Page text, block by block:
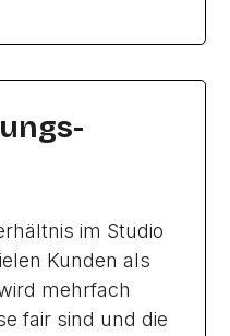
im Studio
Kunden als
mehrfach
fair sind und die